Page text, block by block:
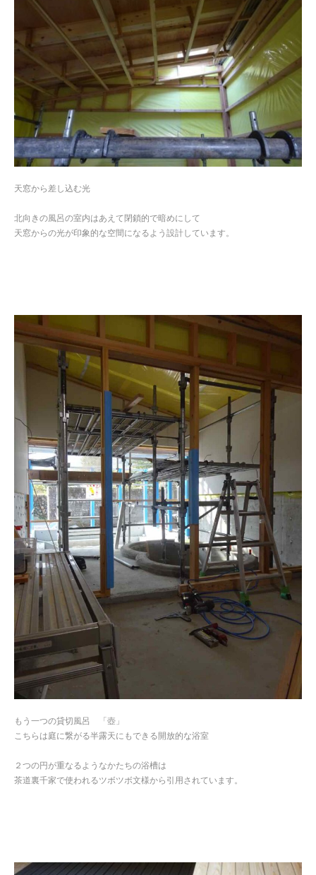
天窓から差し込む光
北向きの風呂の室内はあえて閉鎖的で暗めにして
天窓からの光が印象的な空間になるよう設計しています。
もう一つの貸切風呂 「壺」
こちらは庭に繋がる半露天にもできる開放的な浴室
２つの円が重なるようなかたちの浴槽は
茶道裏千家で使われるツボツボ文様から引用されています。